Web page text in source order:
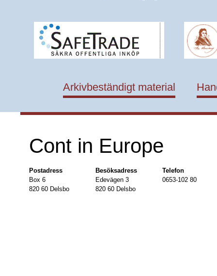
Arkivbeständigt material
Cont in Europe
Postadress
Box 6
820 60 Delsbo
Besöksadress
Edevägen 3
820 60 Delsbo
Telefon
0653-102 80